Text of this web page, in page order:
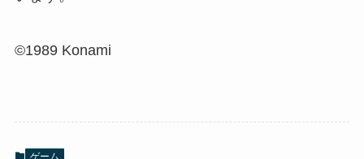
©1989 Konami